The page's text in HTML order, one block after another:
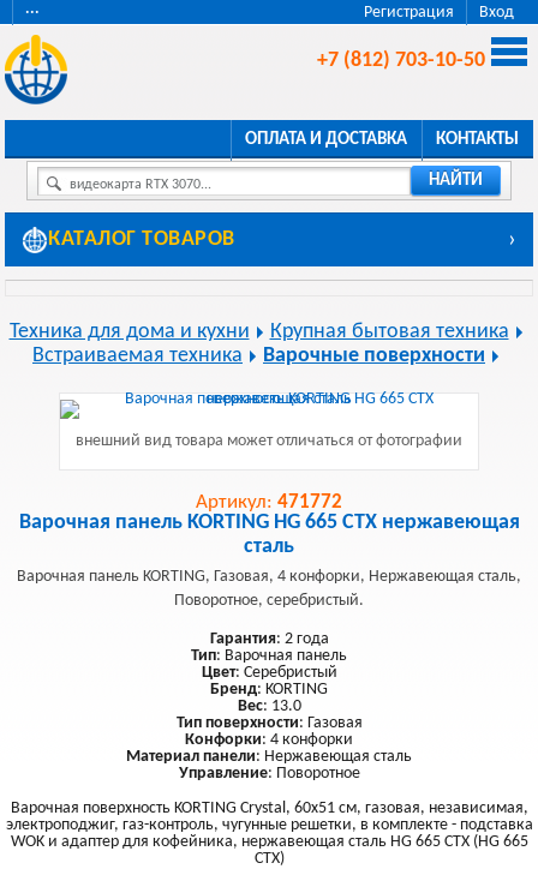
Регистрация Вход
···
+7 (812) 703-10-50
ОПЛАТА И ДОСТАВКА КОНТАКТЫ
видеокарта RTX 3070... НАЙТИ
КАТАЛОГ ТОВАРОВ ›
Техника для дома и кухни
Крупная бытовая техника
Встраиваемая техника
Варочные поверхности
внешний вид товара может отличаться от фотографии
Артикул: 471772
Варочная панель KORTING HG 665 CTX нержавеющая
сталь
Варочная панель KORTING, Газовая, 4 конфорки, Нержавеющая сталь,
Поворотное, серебристый.
Гарантия: 2 года
Тип: Варочная панель
Цвет: Серебристый
Бренд: KORTING
Вес: 13.0
Тип поверхности: Газовая
Конфорки: 4 конфорки
Материал панели: Нержавеющая сталь
Управление: Поворотное
Варочная поверхность KORTING Crystal, 60x51 см, газовая, независимая,
электроподжиг, газ-контроль, чугунные решетки, в комплекте - подставка
WOK и адаптер для кофейника, нержавеющая сталь HG 665 CTX (HG 665
CTX)